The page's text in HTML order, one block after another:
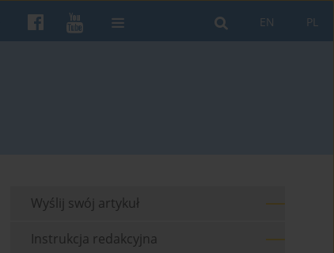
PL
EN
Wyślij swój artykuł
Instrukcja redakcyjna